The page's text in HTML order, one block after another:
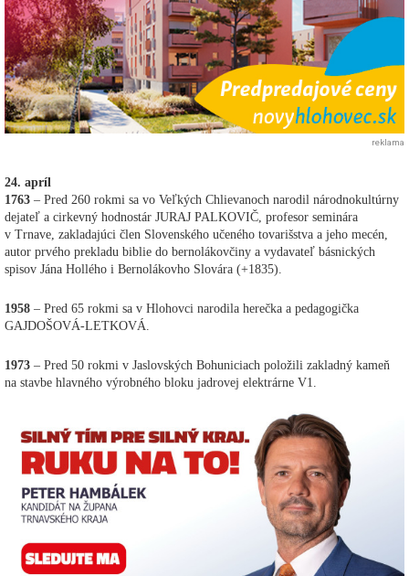
reklama
24. apríl
1763 – Pred 260 rokmi sa vo Veľkých Chlievanoch narodil národnokultúrny
dejateľ a cirkevný hodnostár JURAJ PALKOVIČ, profesor seminára
v Trnave, zakladajúci člen Slovenského učeného tovarišstva a jeho mecén,
autor prvého prekladu biblie do bernolákovčiny a vydavateľ básnických
spisov Jána Hollého i Bernolákovho Slovára (+1835).
1958 – Pred 65 rokmi sa v Hlohovci narodila herečka a pedagogička
GAJDOŠOVÁ-LETKOVÁ.
1973 – Pred 50 rokmi v Jaslovských Bohuniciach položili zakladný kameň
na stavbe hlavného výrobného bloku jadrovej elektrárne V1.